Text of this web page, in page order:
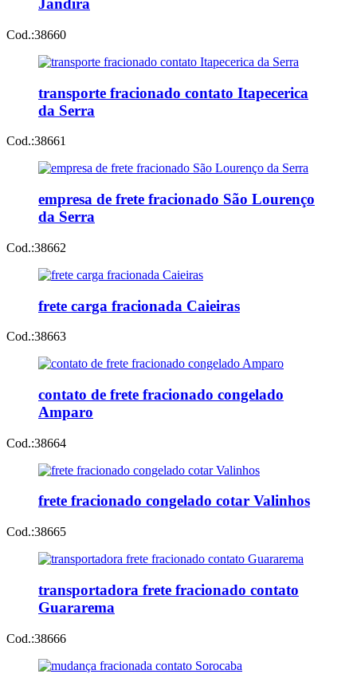
Jandira
Cod.:38660
transporte fracionado contato Itapecerica
da Serra
Cod.:38661
empresa de frete fracionado São Lourenço
da Serra
Cod.:38662
frete carga fracionada Caieiras
Cod.:38663
contato de frete fracionado congelado
Amparo
Cod.:38664
frete fracionado congelado cotar Valinhos
Cod.:38665
transportadora frete fracionado contato
Guararema
Cod.:38666